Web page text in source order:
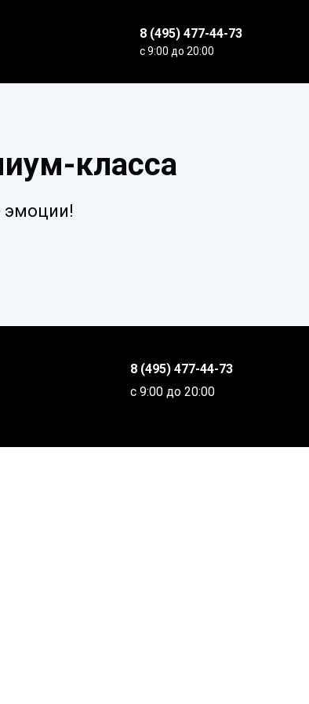
8 (495) 477-44-73
с 9:00 до 20:00
класса
эмоции!
8 (495) 477-44-73
с 9:00 до 20:00